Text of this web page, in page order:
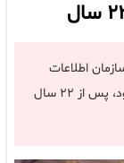
اطلاعات
خارجی موساد که با نام «آقای الف» شناخته می‌شود، پس از ۲۲ سال